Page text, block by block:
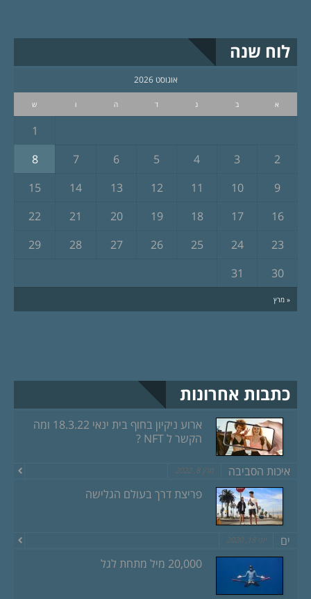
לוח שנה
אוגוסט 2026
א ב ג ד ה ו ש
« מרץ
1
2
3
4
5
6
7
8
9
10
11
12
13
14
15
16
17
18
19
20
21
22
23
24
25
26
27
28
29
30
31
כתבות אחרונות
ארוע ניקיון בחוף בית ינאי 18.3.22 ומה
הקשר ל NFT ?
איכות הסביבה מרץ 8, 2022
פריצת דרך בעולם הגלישה
ים יוני 18, 2020
20,000 מיל מתחת לגל